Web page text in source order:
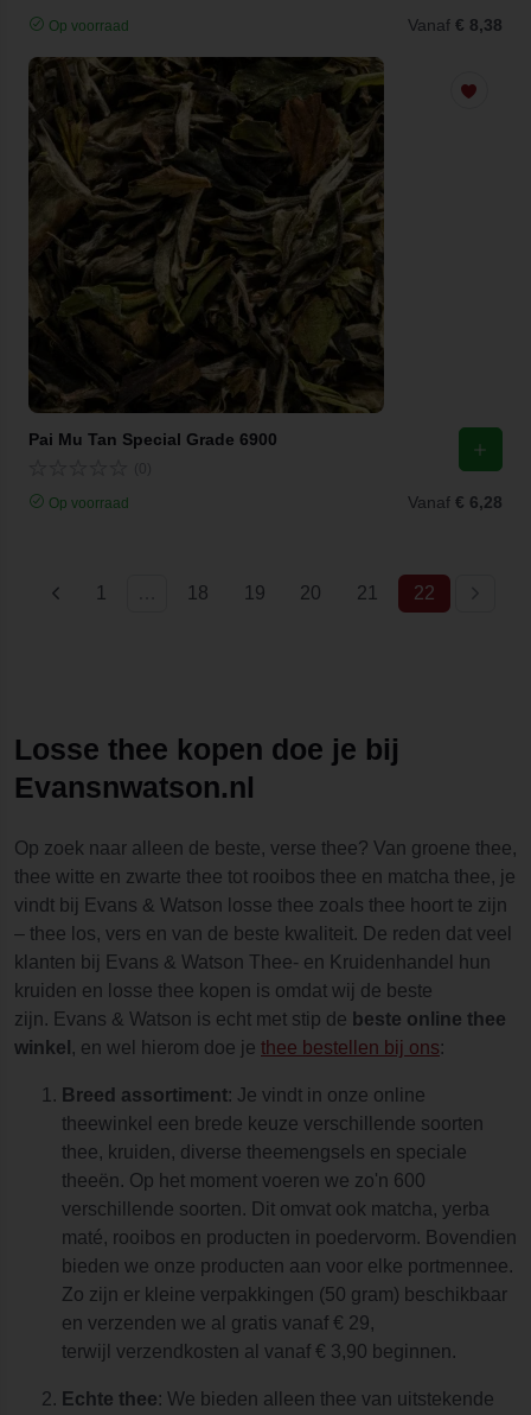
Op voorraad Vanaf € 8,38
Pai Mu Tan Special Grade 6900
Op voorraad Vanaf € 6,28
1 18 19 20 21 22(current)
Losse thee kopen doe je bij
Evansnwatson.nl
Op zoek naar alleen de beste, verse thee? Van groene thee,
thee witte en zwarte thee tot rooibos thee en matcha thee, je
vindt bij Evans & Watson losse thee zoals thee hoort te zijn
– thee los, vers en van de beste kwaliteit. De reden dat veel
klanten bij Evans & Watson Thee- en Kruidenhandel hun
kruiden en losse thee kopen is omdat wij de beste
zijn. Evans & Watson is echt met stip de beste online thee
winkel , en wel hierom doe je thee bestellen bij ons:
Breed assortiment: Je vindt in onze online
theewinkel een brede keuze verschillende soorten
thee, kruiden, diverse theemengsels en speciale
theeën. Op het moment voeren we zo'n 600
verschillende soorten. Dit omvat ook matcha, yerba
maté, rooibos en producten in poedervorm. Bovendien
bieden we onze producten aan voor elke portmennee.
Zo zijn er kleine verpakkingen (50 gram) beschikbaar
en verzenden we al gratis vanaf € 29,
terwijl verzendkosten al vanaf € 3,90 beginnen.
Echte thee: We bieden alleen thee van uitstekende